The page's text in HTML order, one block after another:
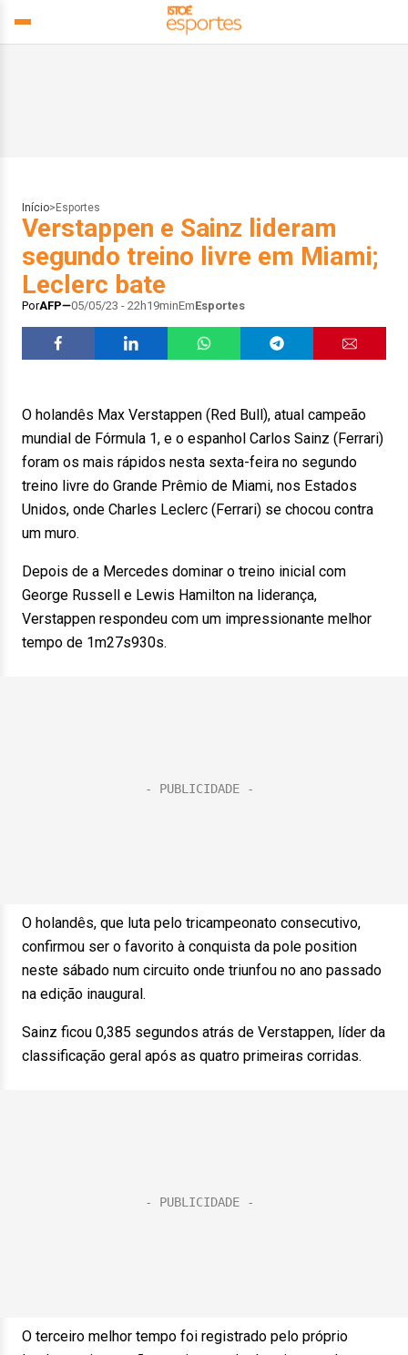
Início> Esportes
Verstappen e Sainz lideram
segundo treino livre em Miami;
Leclerc bate
PorAFP 05/05/23 - 22h19minEmEsportes
O holandês Max Verstappen (Red Bull), atual campeão
mundial de Fórmula 1, e o espanhol Carlos Sainz (Ferrari)
foram os mais rápidos nesta sexta-feira no segundo
treino livre do Grande Prêmio de Miami, nos Estados
Unidos, onde Charles Leclerc (Ferrari) se chocou contra
um muro.
Depois de a Mercedes dominar o treino inicial com
George Russell e Lewis Hamilton na liderança,
Verstappen respondeu com um impressionante melhor
tempo de 1m27s930s.
O holandês, que luta pelo tricampeonato consecutivo,
confirmou ser o favorito à conquista da pole position
neste sábado num circuito onde triunfou no ano passado
na edição inaugural.
Sainz ficou 0,385 segundos atrás de Verstappen, líder da
classificação geral após as quatro primeiras corridas.
O terceiro melhor tempo foi registrado pelo próprio